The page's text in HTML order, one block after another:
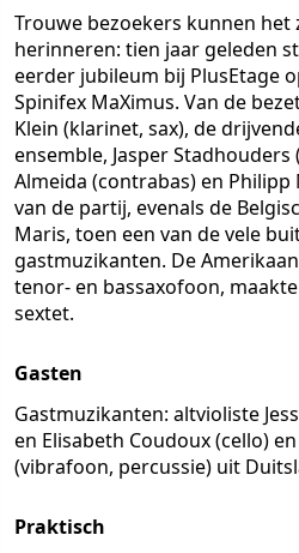
Trouwe bezoekers kunnen het
herinneren: tien jaar geleden
eerder jubileum bij PlusEtage
Spinifex MaXimus. Van de
Klein (klarinet, sax), de
ensemble, Jasper Stadhouders
Almeida (contrabas) en
van de partij, evenals de
Maris, toen een van de vele
gastmuzikanten. De
tenor- en bassaxofoon,
sextet.
Gasten
Gastmuzikanten: altvioliste
en Elisabeth Coudoux (cello)
(vibrafoon, percussie) uit
Praktisch